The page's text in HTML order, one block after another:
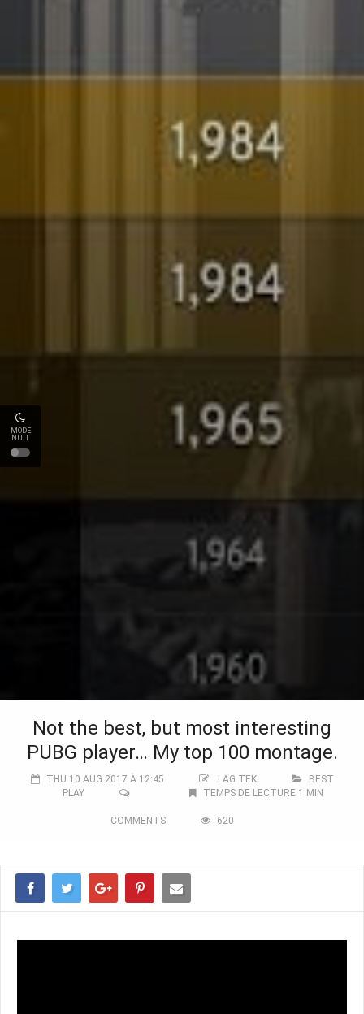
MODE
NUIT
Not the best, but most interesting
PUBG player… My top 100 montage.
THU 10 AUG 2017 À 12:45 LAG TEK
BEST
PLAY
TEMPS DE LECTURE 1 MIN
COMMENTS 620